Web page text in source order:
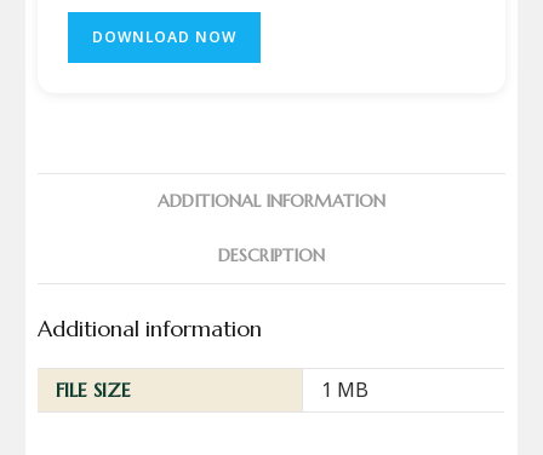
DOWNLOAD NOW
ADDITIONAL INFORMATION
DESCRIPTION
Additional information
FILE SIZE 1 MB